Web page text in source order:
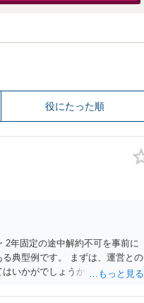
役にたった順
年固定の途中解約不可を事前に
典型例です。 まずは、運営との
いかがでしょうか。 また同時並